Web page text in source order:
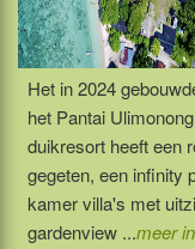
Het in 2024
het Pantai
duikresort heeft een
gegeten, een infinity
kamer villa's met
gardenview ...meer